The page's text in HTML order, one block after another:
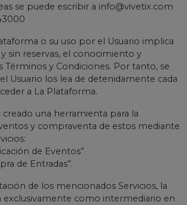
se puede escribir a info@vivetix.com
o su uso por el Usuario implica
sin reservas, el conocimiento y
Términos y Condiciones. Por tanto, se
Usuario los lea de detenidamente cada
a La Plataforma.
creado una herramienta para la
y compraventa de estos mediante
de Eventos”
de Entradas”.
de los mencionados Servicios, la
exclusivamente como intermediario en